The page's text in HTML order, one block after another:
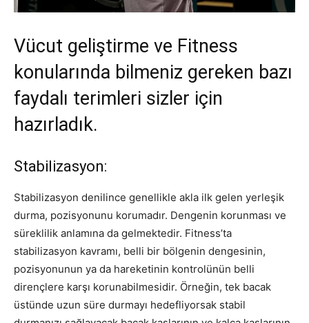
Vücut geliştirme ve Fitness
konularında bilmeniz gereken bazı
faydalı terimleri sizler için
hazırladık.
Stabilizasyon:
Stabilizasyon denilince genellikle akla ilk gelen yerleşik
durma, pozisyonunu korumadır. Dengenin korunması ve
süreklilik anlamına da gelmektedir. Fitness’ta
stabilizasyon kavramı, belli bir bölgenin dengesinin,
pozisyonunun ya da hareketinin kontrolünün belli
dirençlere karşı korunabilmesidir. Örneğin, tek bacak
üstünde uzun süre durmayı hedefliyorsak stabil